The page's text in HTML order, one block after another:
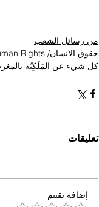
من رسائل الشعب
حقوق الانسان/ Human Rights
كل شيء عن المَلَكِيّة
تعليقات
إضافة تقييم